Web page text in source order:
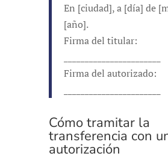
En [ciudad], a [día] de
[año].
Firma del titular:
Firma del autorizado:
Cómo tramitar la
transferencia con
autorización